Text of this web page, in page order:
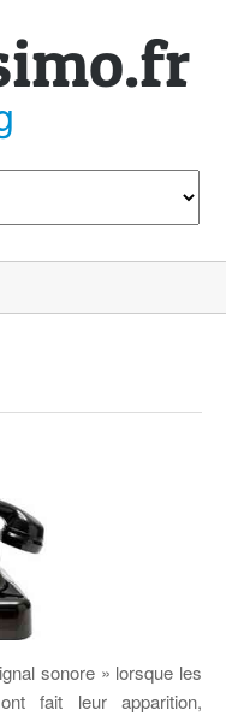
so­nore » lorsque les
fait leur ap­pa­ri­tion,